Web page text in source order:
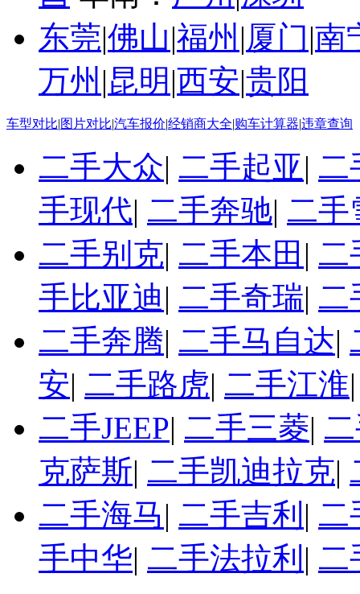
东莞|佛山|福州 |厦门|南
万州 |昆明 |西安|贵阳
车型对比|图片对比|汽车报价|经销商大全|购车计算器|违章查询
二手大众| 二手起亚| 二
手现代| 二手奔驰| 二手
二手别克| 二手本田 | 二
手比亚迪| 二手奇瑞| 二
二手奔腾| 二手马自达|
安| 二手路虎| 二手江淮
二手JEEP| 二手三菱|
克萨斯| 二手凯迪拉克|
二手海马| 二手吉利 | 二
手中华| 二手法拉利 | 二